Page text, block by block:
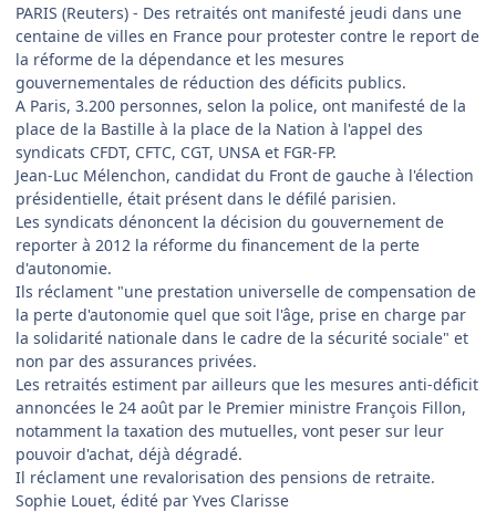
PARIS (Reuters) - Des retraités ont manifesté jeudi dans une
centaine de villes en France pour protester contre le report de
la réforme de la dépendance et les mesures
gouvernementales de réduction des déficits publics.
A Paris, 3.200 personnes, selon la police, ont manifesté de la
place de la Bastille à la place de la Nation à l'appel des
syndicats CFDT, CFTC, CGT, UNSA et FGR-FP.
Jean-Luc Mélenchon, candidat du Front de gauche à l'élection
présidentielle, était présent dans le défilé parisien.
Les syndicats dénoncent la décision du gouvernement de
reporter à 2012 la réforme du financement de la perte
d'autonomie.
Ils réclament "une prestation universelle de compensation de
la perte d'autonomie quel que soit l'âge, prise en charge par
la solidarité nationale dans le cadre de la sécurité sociale" et
non par des assurances privées.
Les retraités estiment par ailleurs que les mesures anti-déficit
annoncées le 24 août par le Premier ministre François Fillon,
notamment la taxation des mutuelles, vont peser sur leur
pouvoir d'achat, déjà dégradé.
Il réclament une revalorisation des pensions de retraite.
Sophie Louet, édité par Yves Clarisse